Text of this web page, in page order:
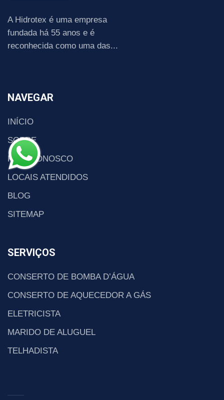
A Hidrotex é uma empresa
fundada há 55 anos e é
reconhecida como uma das...
NAVEGAR
INÍCIO
SOBRE
FALE CONOSCO
LOCAIS ATENDIDOS
BLOG
SITEMAP
SERVIÇOS
CONSERTO DE BOMBA D’ÁGUA
CONSERTO DE AQUECEDOR A GÁS
ELETRICISTA
MARIDO DE ALUGUEL
TELHADISTA